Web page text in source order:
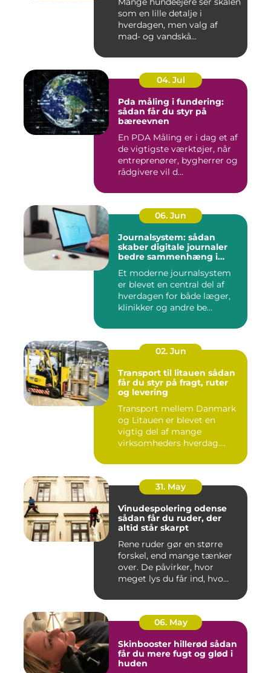
som en lille detalje i
hverdagen, men valg af
mad- og vandskå...
04. Jul
Pda måling i fundering:
sådan får du styr på
bæreevnen
En PDA Måling er i dag et af
de vigtigste værktøjer, når
entreprenører, bygherrer og
rådgivere vil d...
06. Jun
Journalsystem: sådan
skaber digitale journaler
bedre sammenhæng i
Et moderne journalsystem
er blevet en central del af
hverdagen for både læger,
klinikker og andre be...
02. Jun
Transport til litauen sådan
får du styr på fragt, ruter
og levering
Transport mellem Danmark
og Litauen er blevet en
vigtig del af mange
virksomheders hverdag.
31. May
Vinudespolering odense
sådan får du ruder, der
altid står skarpt
Rene ruder gør en større
forskel, end mange tænker
over. De påvirker, hvor
meget lys du får ind, hvo...
06. May
Skinbooster hillerød sådan
får du mere fugt og glød i
huden